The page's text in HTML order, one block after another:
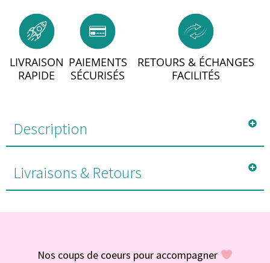
LIVRAISON
RAPIDE
PAIEMENTS
SÉCURISÉS
RETOURS & ÉCHANGES
FACILITÉS
Description
Livraisons & Retours
Nos coups de coeurs pour accompagner